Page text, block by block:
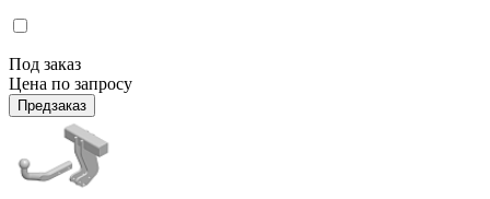
Под заказ
Цена по запросу
Предзаказ